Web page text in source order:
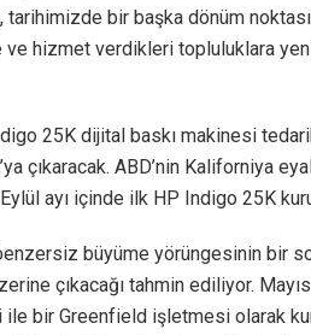
tarihimizde bir başka dönüm
hizmet verdikleri topluluklara
25K dijital baskı makinesi
çıkaracak. ABD’nin Kaliforniya
ayı içinde ilk HP Indigo 25K
büyüme yörüngesinin bir
çıkacağı tahmin ediliyor.
ile bir Greenfield işletmesi olarak